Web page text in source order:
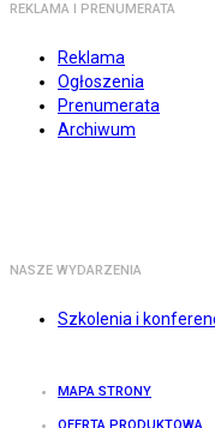
REKLAMA I PRENUMERATA
Reklama
Ogłoszenia
Prenumerata
Archiwum
NASZE WYDARZENIA
Szkolenia i
MAPA STRONY